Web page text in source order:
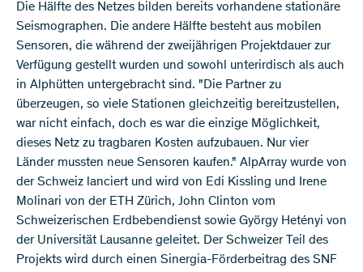
Die Hälfte des Netzes bilden bereits vorhandene stationäre
Seismographen. Die andere Hälfte besteht aus mobilen
Sensoren, die während der zweijährigen Projektdauer zur
Verfügung gestellt wurden und sowohl unterirdisch als auch
in Alphütten untergebracht sind. "Die Partner zu
überzeugen, so viele Stationen gleichzeitig bereitzustellen,
war nicht einfach, doch es war die einzige Möglichkeit,
dieses Netz zu tragbaren Kosten aufzubauen. Nur vier
Länder mussten neue Sensoren kaufen." AlpArray wurde von
der Schweiz lanciert und wird von Edi Kissling und Irene
Molinari von der ETH Zürich, John Clinton vom
Schweizerischen Erdbebendienst sowie György Hetényi von
der Universität Lausanne geleitet. Der Schweizer Teil des
Projekts wird durch einen Sinergia-Förderbeitrag des SNF